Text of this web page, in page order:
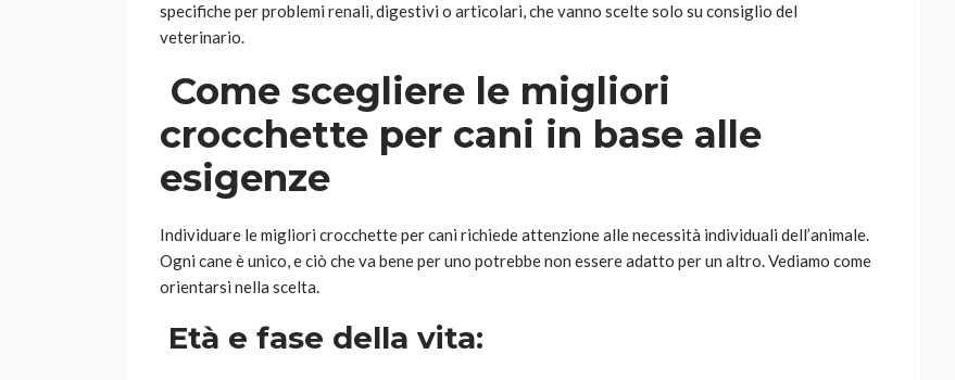
specifiche per problemi renali, digestivi o articolari, che vanno scelte solo su consiglio del
veterinario.
Come scegliere le migliori
crocchette per cani in base alle
esigenze
Individuare le migliori crocchette per cani richiede attenzione alle necessità individuali dell’animale.
Ogni cane è unico, e ciò che va bene per uno potrebbe non essere adatto per un altro. Vediamo come
orientarsi nella scelta.
Età e fase della vita: